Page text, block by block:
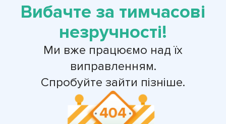
Вибачте за тимчасові
незручності!
Ми вже працюємо над їх
виправленням.
Спробуйте зайти пізніше.